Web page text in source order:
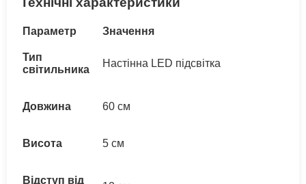
Параметр Значення
Тип
світильника
Настінна LED підсвітка
Довжина 60 см
Висота 5 см
Відступ від